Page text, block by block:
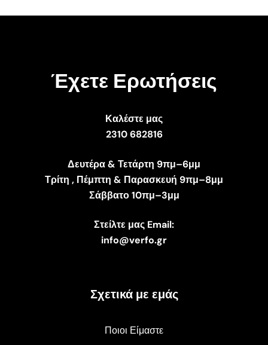
Έχετε Ερωτήσεις
Καλέστε μας
2310 682816
Δευτέρα & Τετάρτη 9πμ–6μμ
Τρίτη , Πέμπτη & Παρασκευή 9πμ–8μμ
Σάββατο 10πμ–3μμ
Στείλτε μας Email:
info@verfo.gr
Σχετικά με εμάς
Ποιοι Είμαστε